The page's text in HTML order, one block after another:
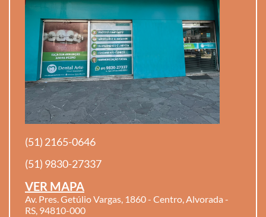
(51) 2165-0646
(51) 9830-27337
VER MAPA
Av. Pres. Getúlio Vargas, 1860 - Centro, Alvorada -
RS, 94810-000